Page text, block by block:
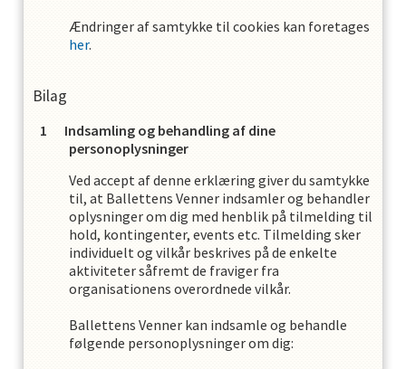
Ændringer af samtykke til cookies kan foretages
her.
Bilag
Indsamling og behandling af dine
personoplysninger
Ved accept af denne erklæring giver du samtykke
til, at Ballettens Venner indsamler og behandler
oplysninger om dig med henblik på tilmelding til
hold, kontingenter, events etc. Tilmelding sker
individuelt og vilkår beskrives på de enkelte
aktiviteter såfremt de fraviger fra
organisationens overordnede vilkår.
Ballettens Venner kan indsamle og behandle
følgende personoplysninger om dig: